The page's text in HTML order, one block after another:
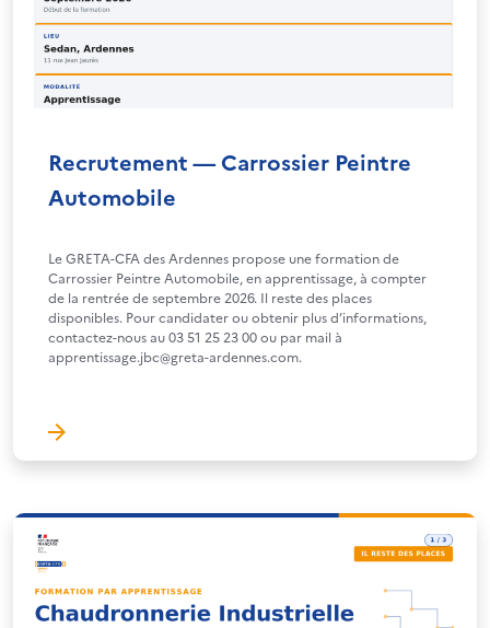
Recrutement — Carrossier Peintre
Automobile
Le GRETA-CFA des Ardennes propose une formation de
Carrossier Peintre Automobile, en apprentissage, à compter
de la rentrée de septembre 2026. Il reste des places
disponibles. Pour candidater ou obtenir plus d’informations,
contactez-nous au 03 51 25 23 00 ou par mail à
apprentissage.jbc@greta-ardennes.com.